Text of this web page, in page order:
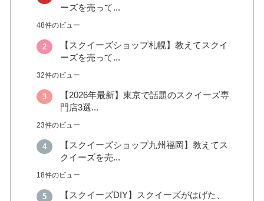
ーズを売って...
48件のビュー
【スクイーズショップ札幌】教えてスクイ
ーズを売って...
32件のビュー
【2026年最新】東京で話題のスクイーズ専
門店3選...
23件のビュー
【スクイーズショップ九州福岡】教えてス
クイーズを売...
18件のビュー
【スクイーズDIY】スクイーズがはげた、